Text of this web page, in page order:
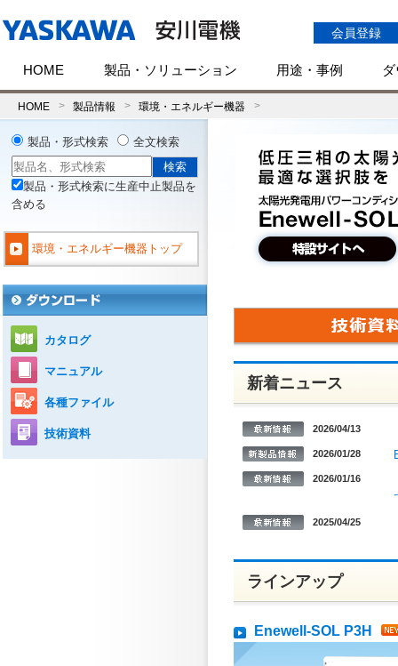
会員登録
HOME 製品・ソリューション 用途・事例
HOME 製品情報 環境・エネルギー機器
新着ニュース
2026/04/13
2026/01/28
2026/01/16
2025/04/25
ラインアップ
Enewell-SOL P3H
製品・形式検索 全文検索
製品・形式検索に生産中止製品を
含める
環境・エネルギー機器トップ
カタログ
マニュアル
各種ファイル
技術資料